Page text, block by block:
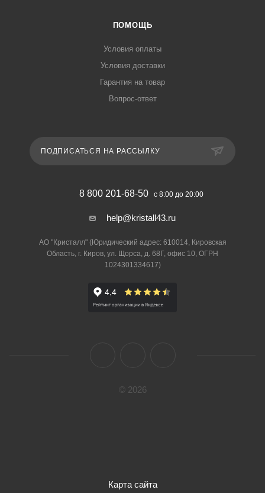
ПОМОЩЬ
Условия оплаты
Условия доставки
Гарантия на товар
Вопрос-ответ
ПОДПИСАТЬСЯ НА РАССЫЛКУ
8 800 201-68-50 с 8:00 до 20:00
help@kristall43.ru
АО "Кристалл" (Юридический адрес: 610014, Кировская
Область, г. Киров, ул. Щорса, д. 68Г, офис 10, ОГРН
1024301334617)
© 2026
Карта сайта